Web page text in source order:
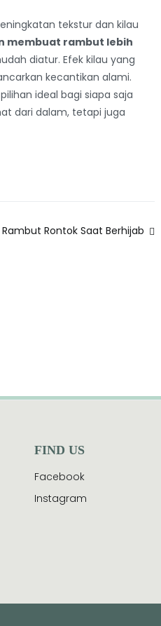
tekstur dan kilau
membuat rambut lebih
diatur. Efek kilau yang
kecantikan alami.
ideal bagi siapa saja
dari dalam, tetapi juga
Rontok Saat Berhijab
FIND US
Facebook
Instagram